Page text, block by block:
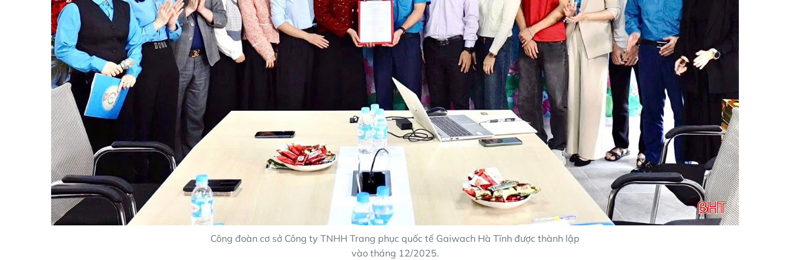
Công đoàn cơ sở Công ty TNHH Trang phục quốc tế Gaiwach Hà Tĩnh được thành lập
vào tháng 12/2025.